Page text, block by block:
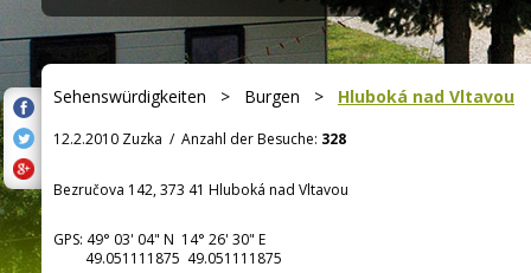
Sehenswürdigkeiten > Burgen > Hluboká nad Vltavou
12.2.2010 Zuzka / Anzahl der Besuche: 328
Bezručova 142, 373 41 Hluboká nad Vltavou
GPS: 49° 03' 04" N 14° 26' 30" E
49.051111875 49.051111875